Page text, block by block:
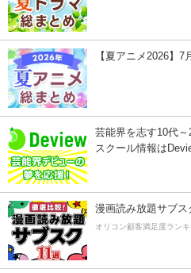
【夏アニメ2026】
芸能界を志す10代
スクール情報は
漫画読み放題サブス
オリコン顧客満足度ラン